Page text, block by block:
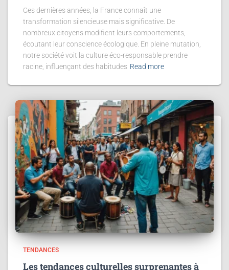
Ces dernières années, la France connaît une
transformation silencieuse mais significative. De
nombreux citoyens modifient leurs comportements,
écoutant leur conscience écologique. En pleine mutation,
notre société voit la culture éco-responsable prendre
racine, influençant des habitudes Read more
TENDANCES
Les tendances culturelles surprenantes à